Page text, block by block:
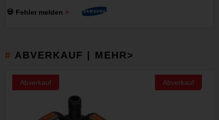
💀 Fehler melden
ABVERKAUF | MEHR>
Abverkauf Abverkauf